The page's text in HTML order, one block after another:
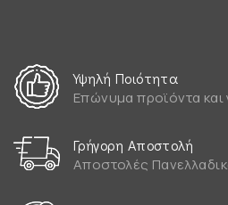
Υψηλή Ποιότητα
Επώνυμα προϊόντα και
Γρήγορη Αποστολή
Αποστολές